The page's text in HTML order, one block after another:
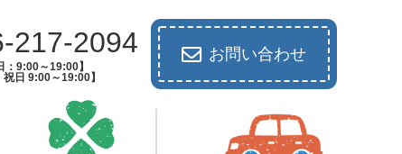
217-2094
：9:00～19:00】
祝日 9:00～19:00】
お問い合わせ